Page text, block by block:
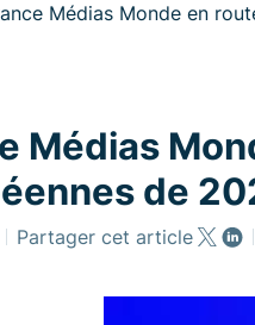
Médias Monde en
Médias
de
Partager cet article